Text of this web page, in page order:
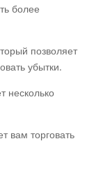
более
позволяет
убытки.
несколько
вам торговать